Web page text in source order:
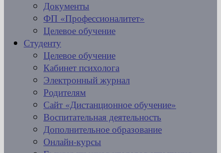
Документы
ФП «Профессионалитет»
Целевое обучение
Студенту
Целевое обучение
Кабинет психолога
Электронный журнал
Родителям
Сайт «Дистанционное обучение»
Воспитательная деятельность
Дополнительное образование
Онлайн-курсы